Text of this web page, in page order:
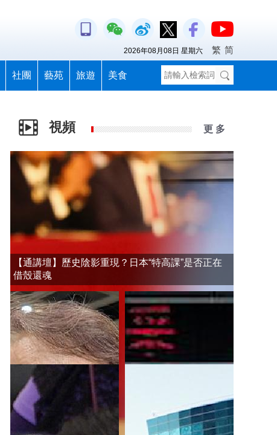
社團 藝苑 旅遊 美食
2026年08月08日 星期六 繁 简
視頻 更 多
【通講壇】歷史陰影重現？日本“特高課”是否正在
借殼還魂